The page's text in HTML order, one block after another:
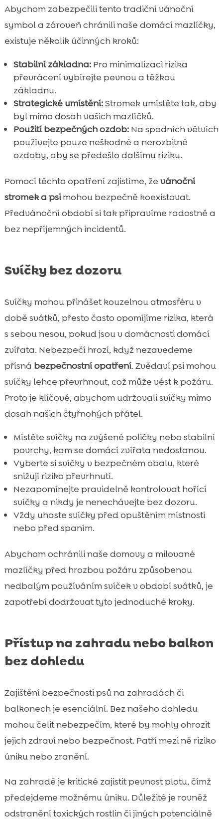
Abychom zabezpečili tento tradiční vánoční
symbol a zároveň chránili naše domácí mazlíčky,
existuje několik účinných kroků:
Stabilní základna:Pro minimalizaci rizika
převrácení vybírejte pevnou a těžkou
základnu.
Strategické umístění:Stromek umístěte tak, aby
byl mimo dosah vašich mazlíčků.
Použití bezpečných ozdob:Na spodních větvích
používejte pouze neškodné a nerozbitné
ozdoby, aby se předešlo dalšímu riziku.
Pomocí těchto opatření zajistíme, že vánoční
stromek a psimohou bezpečně koexistovat.
Předvánoční období si tak připravíme radostně a
bez nepříjemných incidentů.
Svíčky bez dozoru
Svíčky mohou přinášet kouzelnou atmosféru v
době svátků, přesto často opomíjíme rizika, která
s sebou nesou, pokud jsou v domácnosti domácí
zvířata. Nebezpečí hrozí, když nezavedeme
přísná bezpečnostní opatření. Zvědaví psi mohou
svíčky lehce převrhnout, což může vést k požáru.
Proto je klíčové, abychom udržovali svíčky mimo
dosah našich čtyřnohých přátel.
Místěte svíčky na zvýšené poličky nebo stabilní
povrchy, kam se domácí zvířata nedostanou.
Vyberte si svíčky v bezpečném obalu, které
snižují riziko převrhnutí.
Nezapomínejte pravidelně kontrolovat hořící
svíčky a nikdy je nenechávejte bez dozoru.
Vždy uhaste svíčky před opuštěním místnosti
nebo před spaním.
Abychom ochránili naše domovy a milované
mazlíčky před hrozbou požáru způsobenou
nedbalým používáním svíček v období svátků, je
zapotřebí dodržovat tyto jednoduché kroky.
Přístup na zahradu nebo balkon
bez dohledu
Zajištění bezpečnosti psů na zahradách či
balkonech je esenciální. Bez našeho dohledu
mohou čelit nebezpečím, které by mohly ohrozit
jejich zdraví nebo bezpečnost. Patří mezi ně riziko
úniku nebo zranění.
Na zahradě je kritické zajistit pevnost plotu, čímž
předejdeme možnému úniku. Důležité je rovněž
odstranění toxických rostlin či jiných potenciálně